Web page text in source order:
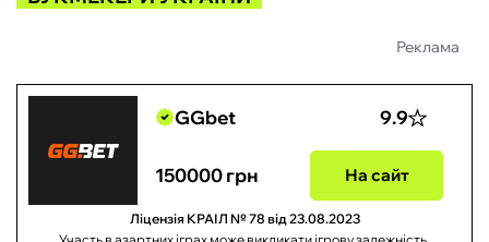
Реклама
GGbet 9.9
150000 грн На сайт
Ліцензія КРАІЛ № 78 від 23.08.2023